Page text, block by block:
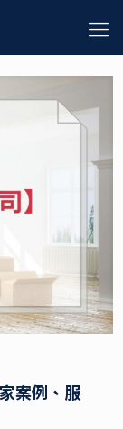
Show all
案例、服